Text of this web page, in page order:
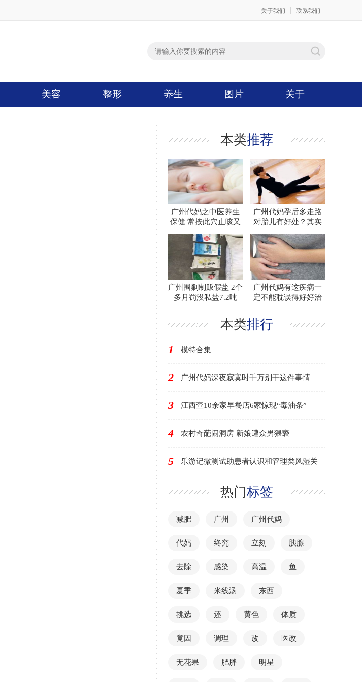
关于我们 联系我们
美容 整形 养生 图片 关于
本类推荐
广州代妈之中医养生
保健 常按此穴止咳又
广州代妈孕后多走路
对胎儿有好处？其实
广州围剿制贩假盐 2个
多月罚没私盐7.2吨
广州代妈有这疾病一
定不能耽误得好好治
本类排行
1 模特合集
2 广州代妈深夜寂寞时千万别干这件事情
3 江西查10余家早餐店6家惊现“毒油条”
4 农村奇葩闹洞房 新娘遭众男猥亵
5 乐游记微测试助患者认识和管理类风湿关
热门标签
减肥 广州 广州代妈
代妈 终究 立刻 胰腺
去除 感染 高温 鱼
夏季 米线汤 东西
挑选 还 黄色 体质
竟因 调理 改 医改
无花果 肥胖 明星